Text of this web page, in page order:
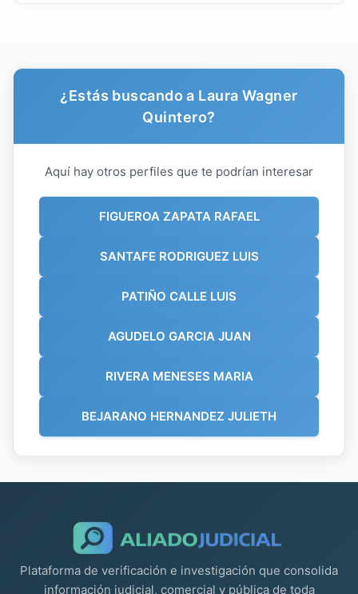
¿Estás buscando a Laura Wagner
Quintero?
Aquí hay otros perfiles que te podrían interesar
FIGUEROA ZAPATA RAFAEL
SANTAFE RODRIGUEZ LUIS
PATIÑO CALLE LUIS
AGUDELO GARCIA JUAN
RIVERA MENESES MARIA
BEJARANO HERNANDEZ JULIETH
Plataforma de verificación e investigación que consolida
información judicial, comercial y pública de toda